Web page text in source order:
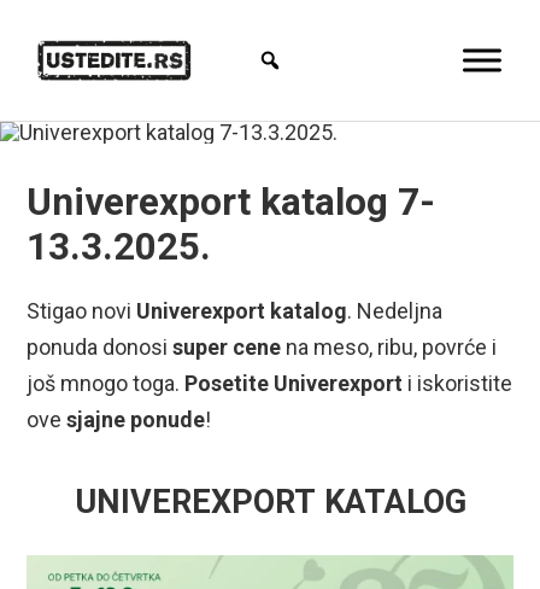
Univerexport katalog 7-
13.3.2025.
Stigao novi Univerexport katalog. Nedeljna
ponuda donosisuper cene na meso, ribu, povrće i
još mnogo toga. Posetite Univerexport i iskoristite
ovesjajne ponude!
UNIVEREXPORT KATALOG